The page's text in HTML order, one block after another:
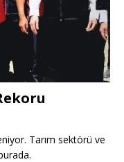
Tarım sektörü ve